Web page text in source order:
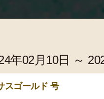
年02月10日 ～
スゴールド 号